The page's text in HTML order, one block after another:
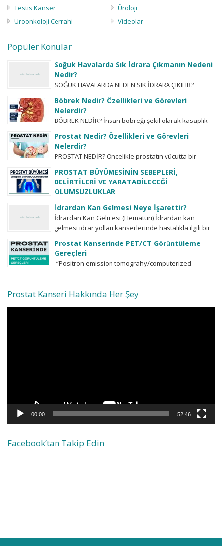
Testis Kanseri
Üroloji
Üroonkoloji Cerrahi
Videolar
Popüler Konular
Soğuk Havalarda Sık İdrara Çıkmanın Nedeni
Nedir?
SOĞUK HAVALARDA NEDEN SIK İDRARA ÇIKILIR?
Hastaların merak ettiği bir başka konu da ”soğuk
havalarda sık idrara gitme ve bol...
Böbrek Nedir? Özellikleri ve Görevleri
Nelerdir?
BÖBREK NEDİR? İnsan böbreği şekil olarak kasaplık
hayvanların böbreğine benzemektedir. Sağda ve
solda olmak üzere iki adettir. Nadiren bazı
insanlarda...
Prostat Nedir? Özellikleri ve Görevleri
Nelerdir?
PROSTAT NEDİR? Öncelikle prostatın vücutta bir
organ olduğu, bunun bir hastalık ismi olmadığı
bilinmelidir. Tabii ki her organın hastalıkları olduğu
gibi...
PROSTAT BÜYÜMESİNİN SEBEPLERİ,
BELİRTİLERİ VE YARATABİLECEĞİ
OLUMSUZLUKLAR
-prostat ne demektir? -prostat büyümesinin
sebepleri nelerdir? -işeme zorluğu şikayetlerinin tek
sebebi prostat büyümesimidir? -işeme zorluğu
şikayetlerinin dercelendirilmesi ve önemi,...
İdrardan Kan Gelmesi Neye İşarettir?
İdrardan Kan Gelmesi (Hematüri) İdrardan kan
gelmesi idrar yolları kanserlerinde hastalıkla ilgili bir
Prostat Kanserinde PET/CT Görüntüleme
Gereçleri
-“Positron emission tomograhy/computerized
kanserinde bu radioligand’ların tutulum yoğunluğuna
göre (SUVmax değerine...
Prostat Kanseri Hakkında Her Şey
00:00 52:46
Facebook’tan Takip Edin